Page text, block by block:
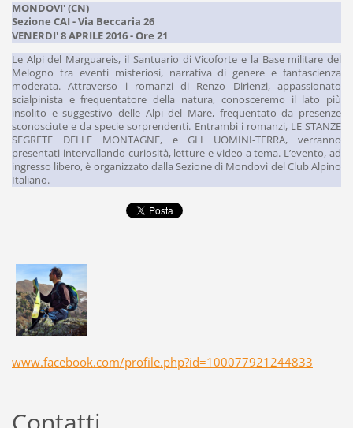
MONDOVI' (CN)
Sezione CAI - Via Beccaria 26
VENERDI' 8 APRILE 2016 - Ore 21
Le Alpi del Marguareis, il Santuario di Vicoforte e la Base militare del
Melogno tra eventi misteriosi, narrativa di genere e fantascienza
moderata. Attraverso i romanzi di Renzo Dirienzi, appassionato
scialpinista e frequentatore della natura, conosceremo il lato più
insolito e suggestivo delle Alpi del Mare, frequentato da presenze
sconosciute e da specie sorprendenti. Entrambi i romanzi, LE STANZE
SEGRETE DELLE MONTAGNE, e GLI UOMINI-TERRA, verranno
presentati intervallando curiosità, letture e video a tema. L’evento, ad
ingresso libero, è organizzato dalla Sezione di Mondovì del Club Alpino
Italiano.
www.facebook.com/profile.php?id=100077921244833